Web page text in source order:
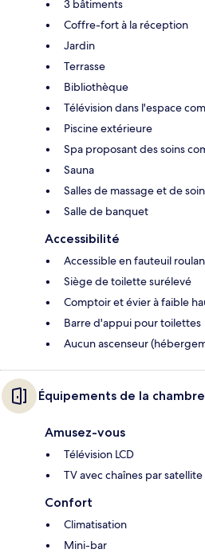
3 bâtiments
Coffre-fort à la réception
Jardin
Terrasse
Bibliothèque
Télévision dans l'espace
Piscine extérieure
Spa proposant des soins
Sauna
Salles de massage et de
Salle de banquet
Accessibilité
Accessible en fauteuil
Siège de toilette surélevé
Comptoir et évier à faible
Barre d'appui pour toilettes
Aucun ascenseur
Équipements de la chambre
Amusez-vous
Télévision LCD
TV avec chaînes par satellite
Confort
Climatisation
Mini-bar